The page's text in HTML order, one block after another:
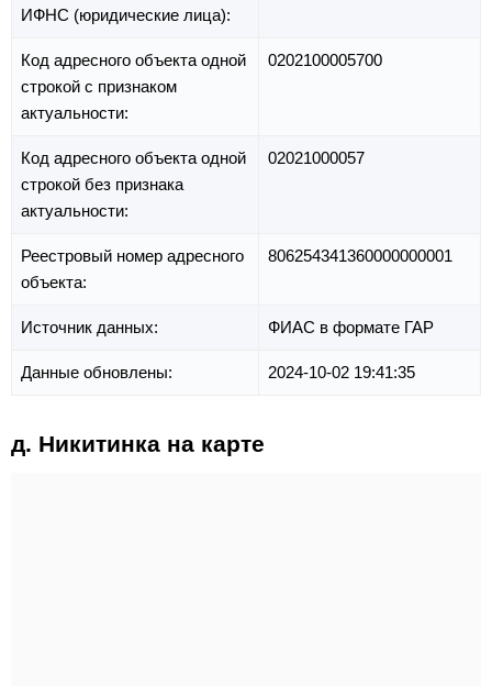
ИФНС (юридические лица):
Код адресного объекта одной
строкой с признаком
актуальности:
0202100005700
Код адресного объекта одной
строкой без признака
актуальности:
02021000057
Реестровый номер адресного
объекта:
806254341360000000001
Источник данных: ФИАС в формате ГАР
Данные обновлены: 2024-10-02 19:41:35
д. Никитинка на карте